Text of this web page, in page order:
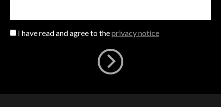
I have read and agree to theprivacy notice